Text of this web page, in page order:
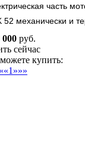
часть
механически и
000 руб.
сейчас
купить:
«1 »»»